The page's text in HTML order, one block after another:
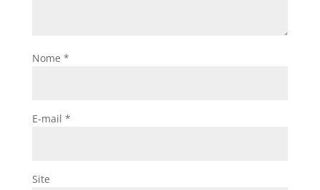
Nome *
E-mail *
Site